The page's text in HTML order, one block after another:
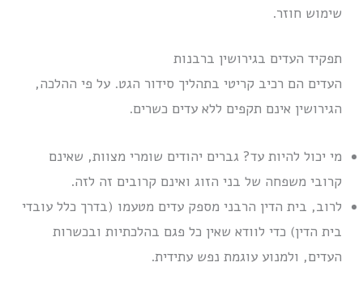
שימוש חוזר.
תפקיד העדים בגירושין ברבנות
העדים הם רכיב קריטי בתהליך סידור הגט. על פי ההלכה,
הגירושין אינם תקפים ללא עדים כשרים.
מי יכול להיות עד? גברים יהודים שומרי מצוות, שאינם
קרובי משפחה של בני הזוג ואינם קרובים זה לזה.
לרוב, בית הדין הרבני מספק עדים מטעמו (בדרך כלל עובדי
בית הדין) כדי לוודא שאין כל פגם בהלכתיות ובכשרות
העדים, ולמנוע עוגמת נפש עתידית.